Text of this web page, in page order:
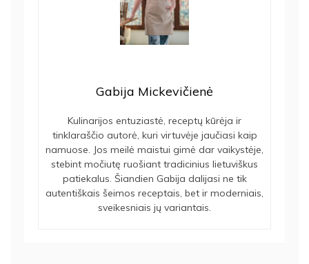
Gabija Mickevičienė
Kulinarijos entuziastė, receptų kūrėja ir
tinklaraščio autorė, kuri virtuvėje jaučiasi kaip
namuose. Jos meilė maistui gimė dar vaikystėje,
stebint močiutę ruošiant tradicinius lietuviškus
patiekalus. Šiandien Gabija dalijasi ne tik
autentiškais šeimos receptais, bet ir moderniais,
sveikesniais jų variantais.